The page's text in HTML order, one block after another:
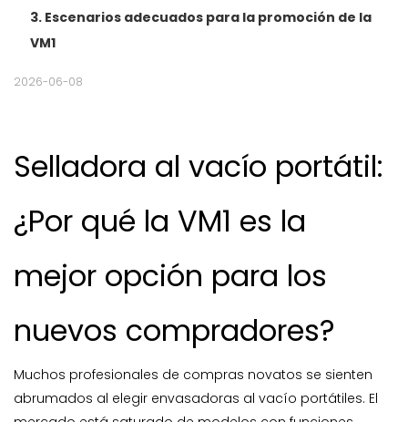
3. Escenarios adecuados para la promoción de la
VM1
2026-06-08
Selladora al vacío portátil:
¿Por qué la VM1 es la
mejor opción para los
nuevos compradores?
Muchos profesionales de compras novatos se sienten
abrumados al elegir envasadoras al vacío portátiles. El